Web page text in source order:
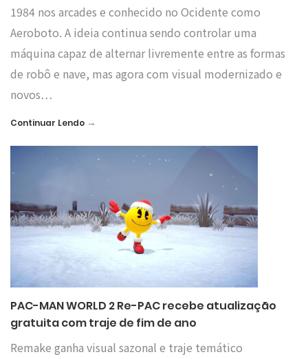
1984 nos arcades e conhecido no Ocidente como
Aeroboto. A ideia continua sendo controlar uma
máquina capaz de alternar livremente entre as formas
de robô e nave, mas agora com visual modernizado e
novos…
Continuar Lendo →
PAC-MAN WORLD 2 Re-PAC recebe atualização
gratuita com traje de fim de ano
Remake ganha visual sazonal e traje temático